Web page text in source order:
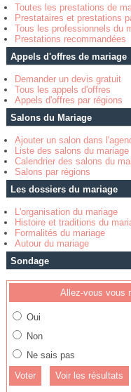
Toutes les prestations de
Prestataires et prestations
Tous les professionnels du
Prestations recommandées
Appels d'offres de mariage
Demander un devis gratuit
Tous les appels d'offres
Appels d'offres par régions
Salons du Mariage
Ajouter un salon dans
Liste des salons du mariage
Calendrier des salons du
Salons par régions
Les dossiers du mariage
L'organisation du mariage
Histoire et traditions du
Formalités du mariage
Autour du mariage
Sondage
Allez-vous vous
Oui
Non
Ne sais pas
Voir les résultats